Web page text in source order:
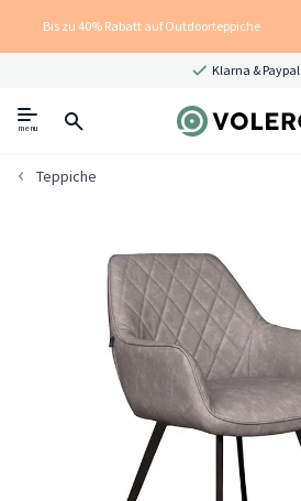
Bis zu 40% Rabatt auf Outdoorteppiche
Klarna & Paypal
menu
Teppiche